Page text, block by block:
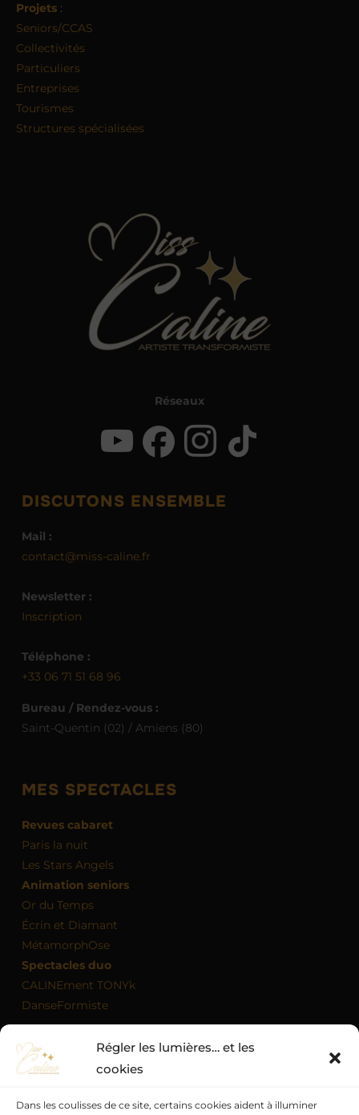
Régler les lumières… et les
cookies
Dans les coulisses de ce site, certains cookies aident à illuminer
Projets :
Seniors/CCAS
Collectivités
Particuliers
Entreprises
Tourismes
Structures spécialisées
Réseaux
DISCUTONS ENSEMBLE
Mail :
contact@miss-caline.fr
Newsletter :
Inscription
Téléphone :
+33 06 71 51 68 96
Bureau / Rendez-vous :
Saint-Quentin (02) / Amiens (80)
MES SPECTACLES
Revues cabaret
Paris la nuit
Les Stars Angels
Animation seniors
Or du Temps
Écrin et Diamant
MétamorphOse
Spectacles duo
CALINEment TONYk
DanseFormiste
MON AGENDA